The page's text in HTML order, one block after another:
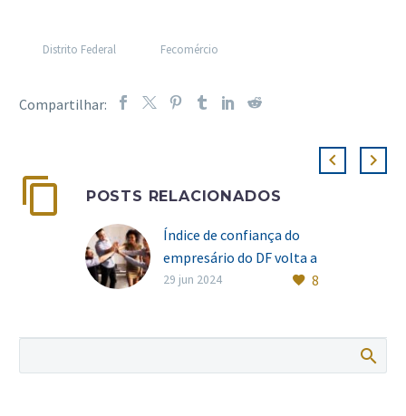
Distrito Federal Fecomércio
POSTS RELACIONADOS
Índice de confiança do
empresário do DF volta a
crescer após três meses
Empresário do Comércio
8
29 jun 2024